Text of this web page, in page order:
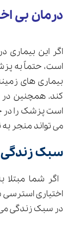
درمان بی
اگر این
است، حتماً به
بیماری های
کند. همچنین
است پزشک را در
می تواند منجر
سبک زندگی
اگر شما مبتلا
اختیاری استرسی
در سبک زندگی